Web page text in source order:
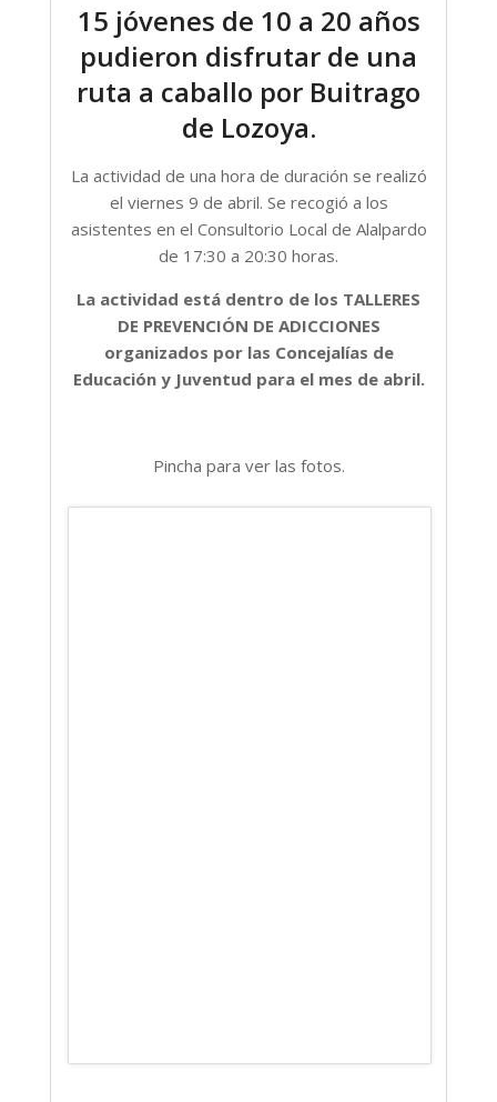
15 jóvenes de 10 a 20 años
pudieron disfrutar de una
ruta a caballo por Buitrago
de Lozoya.
La actividad de una hora de duración se realizó
el viernes 9 de abril. Se recogió a los
asistentes en el Consultorio Local de Alalpardo
de 17:30 a 20:30 horas.
La actividad está dentro de los TALLERES
DE PREVENCIÓN DE ADICCIONES
organizados por las Concejalías de
Educación y Juventud para el mes de abril.
Pincha para ver las fotos.